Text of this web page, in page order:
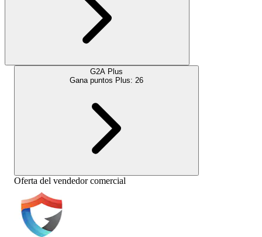
G2A Plus
Gana puntos Plus: 26
Oferta del vendedor comercial